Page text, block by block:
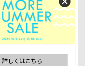
詳しくはこちら